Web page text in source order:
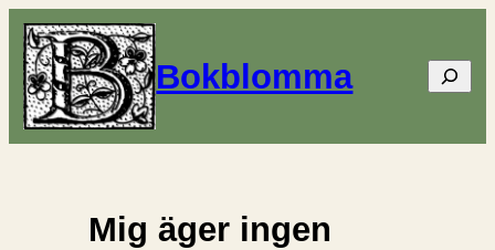
Bokblomma Sök
Mig äger ingen